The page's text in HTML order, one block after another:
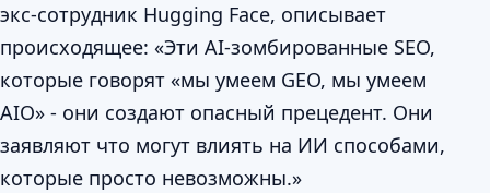
экс-сотрудник Hugging Face, описывает
происходящее: «Эти AI-зомбированные SEO,
которые говорят «мы умеем GEO, мы умеем
AIO» - они создают опасный прецедент. Они
заявляют что могут влиять на ИИ способами,
которые просто невозможны.»